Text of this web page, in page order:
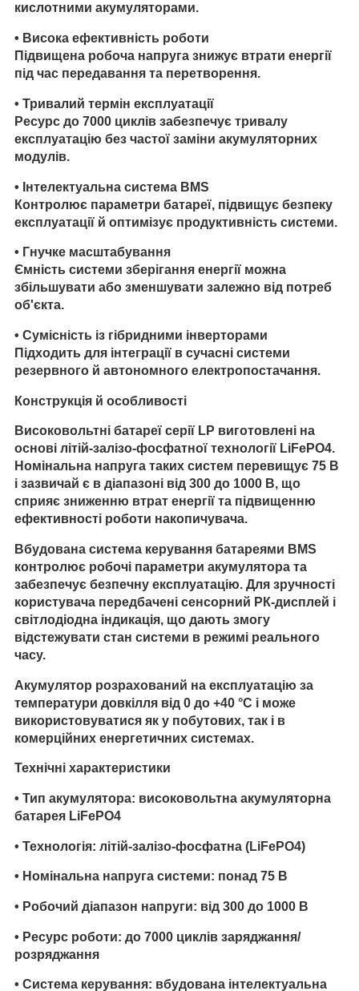
кислотними акумуляторами.
• Висока ефективність роботи
Підвищена робоча напруга знижує втрати енергії
під час передавання та перетворення.
• Тривалий термін експлуатації
Ресурс до 7000 циклів забезпечує тривалу
експлуатацію без частої заміни акумуляторних
модулів.
• Інтелектуальна система BMS
Контролює параметри батареї, підвищує безпеку
експлуатації й оптимізує продуктивність системи.
• Гнучке масштабування
Ємність системи зберігання енергії можна
збільшувати або зменшувати залежно від потреб
об'єкта.
• Сумісність із гібридними інверторами
Підходить для інтеграції в сучасні системи
резервного й автономного електропостачання.
Конструкція й особливості
Високовольтні батареї серії LP виготовлені на
основі літій-залізо-фосфатної технології LiFePO4.
Номінальна напруга таких систем перевищує 75 В
і зазвичай є в діапазоні від 300 до 1000 В, що
сприяє зниженню втрат енергії та підвищенню
ефективності роботи накопичувача.
Вбудована система керування батареями BMS
контролює робочі параметри акумулятора та
забезпечує безпечну експлуатацію. Для зручності
користувача передбачені сенсорний РК-дисплей і
світлодіодна індикація, що дають змогу
відстежувати стан системи в режимі реального
часу.
Акумулятор розрахований на експлуатацію за
температури довкілля від 0 до +40 °C і може
використовуватися як у побутових, так і в
комерційних енергетичних системах.
Технічні характеристики
• Тип акумулятора: високовольтна акумуляторна
батарея LiFePO4
• Технологія: літій-залізо-фосфатна (LiFePO4)
• Номінальна напруга системи: понад 75 В
• Робочий діапазон напруги: від 300 до 1000 В
• Ресурс роботи: до 7000 циклів заряджання/
розряджання
• Система керування: вбудована інтелектуальна